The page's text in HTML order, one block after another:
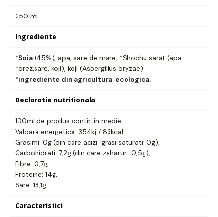
250 ml
Ingrediente
*Soia (45%), apa, sare de mare, *Shochu sarat (apa,
*orez,sare, koji), koji (Aspergillus oryzae).
*ingrediente din agricultura ecologica.
Declaratie nutritionala
100ml de produs contin in medie:
Valoare energetica: 354kj / 83kcal
Grasimi: 0g (din care acizi grasi saturati: 0g);
Carbohidrati: 7,2g (din care zaharuri: 0,5g),
Fibre: 0,7g,
Proteine: 14g,
Sare: 13,1g.
Caracteristici